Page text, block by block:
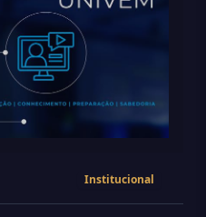
Institucional